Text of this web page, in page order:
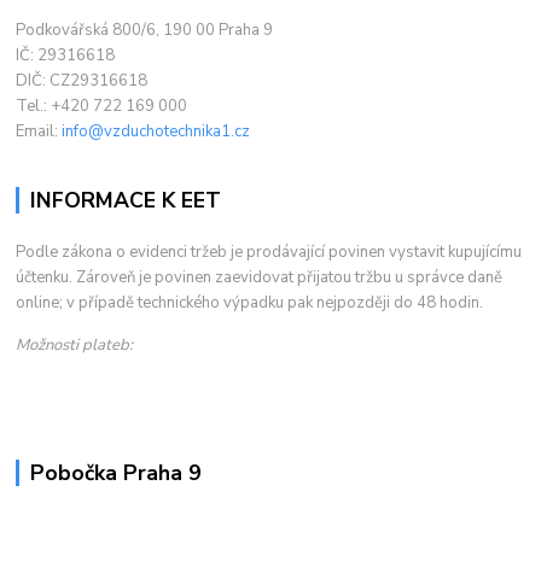
Podkovářská 800/6, 190 00 Praha 9
IČ: 29316618
DIČ: CZ29316618
Tel.: +420 722 169 000
Email:info@vzduchotechnika1.cz
INFORMACE K EET
Podle zákona o evidenci tržeb je prodávající povinen vystavit kupujícímu
účtenku. Zároveň je povinen zaevidovat přijatou tržbu u správce daně
online; v případě technického výpadku pak nejpozději do 48 hodin.
Možnosti plateb:
Pobočka Praha 9